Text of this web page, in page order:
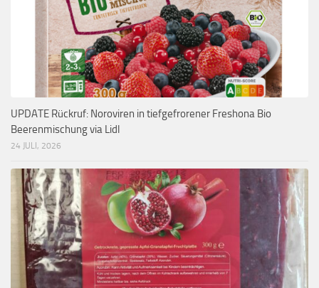
UPDATE Rückruf: Noroviren in tiefgefrorener Freshona Bio
Beerenmischung via Lidl
24 JULI, 2026